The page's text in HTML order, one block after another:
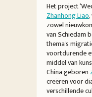
Het project
Zhanhong Liao,
zowel
van Schiedam
thema's
voortdurende
middel van
China geboren
creëren voor
verschillende